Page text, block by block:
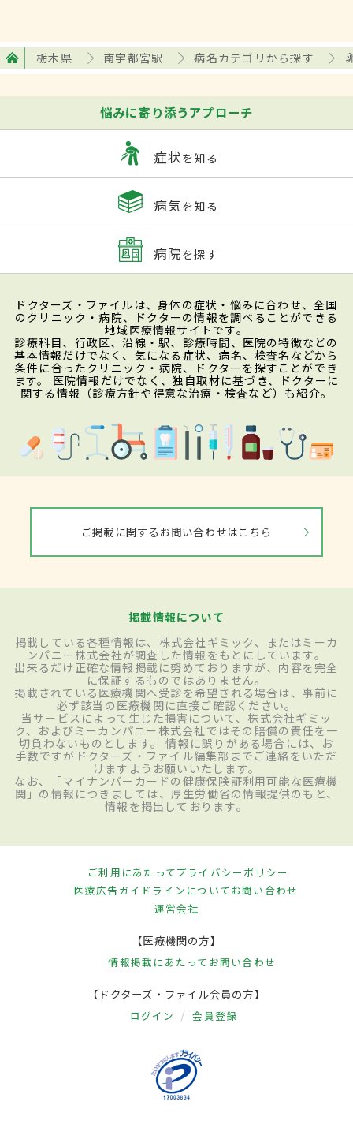
栃木県 南宇都宮駅 病名カテゴリから探す
悩みに寄り添うアプローチ
症状を知る
病気を知る
病院を探す
ドクターズ・ファイルは、身体の症状・悩みに合わせ、全国
のクリニック・病院、ドクターの情報を調べることができる
地域医療情報サイトです。
診療科目、行政区、沿線・駅、診療時間、医院の特徴などの
基本情報だけでなく、気になる症状、病名、検査名などから
条件に合ったクリニック・病院、ドクターを探すことができ
ます。 医院情報だけでなく、独自取材に基づき、ドクターに
関する情報（診療方針や得意な治療・検査など）も紹介。
ご掲載に関するお問い合わせはこちら
掲載情報について
掲載している各種情報は、株式会社ギミック、またはミーカ
ンパニー株式会社が調査した情報をもとにしています。
出来るだけ正確な情報掲載に努めておりますが、内容を完全
に保証するものではありません。
掲載されている医療機関へ受診を希望される場合は、事前に
必ず該当の医療機関に直接ご確認ください。
当サービスによって生じた損害について、株式会社ギミッ
ク、およびミーカンパニー株式会社ではその賠償の責任を一
切負わないものとします。 情報に誤りがある場合には、お
手数ですがドクターズ・ファイル編集部までご連絡をいただ
けますようお願いいたします。
なお、「マイナンバーカードの健康保険証利用可能な医療機
関」の情報につきましては、厚生労働省の情報提供のもと、
情報を掲出しております。
ご利用にあたってプライバシーポリシー
医療広告ガイドラインについてお問い合わせ
運営会社
【医療機関の方】
情報掲載にあたって お問い合わせ
【ドクターズ・ファイル会員の方】
ログイン 会員登録